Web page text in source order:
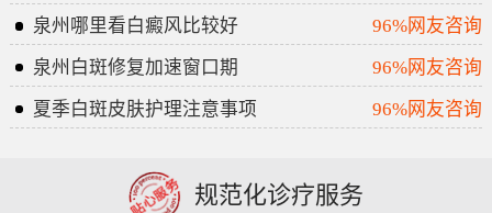
泉州哪里看白癜风比较好
96%网友咨询
泉州白斑修复加速窗口期
96%网友咨询
夏季白斑皮肤护理注意事项
96%网友咨询
规范化诊疗服务